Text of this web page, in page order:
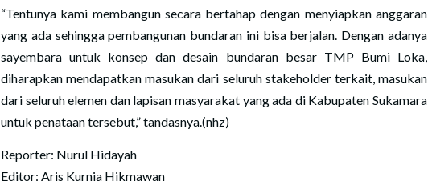
“Tentunya kami membangun secara bertahap dengan menyiapkan anggaran
yang ada sehingga pembangunan bundaran ini bisa berjalan. Dengan adanya
sayembara untuk konsep dan desain bundaran besar TMP Bumi Loka,
diharapkan mendapatkan masukan dari seluruh stakeholder terkait, masukan
dari seluruh elemen dan lapisan masyarakat yang ada di Kabupaten Sukamara
untuk penataan tersebut,” tandasnya.(nhz)
Reporter: Nurul Hidayah
Editor: Aris Kurnia Hikmawan